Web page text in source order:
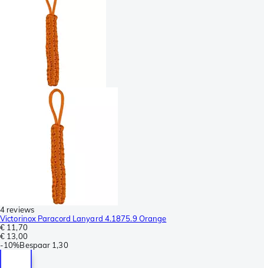
4 reviews
Victorinox Paracord Lanyard 4.1875.9 Orange
€ 11,70
€ 13,00
-10%Bespaar 1,30